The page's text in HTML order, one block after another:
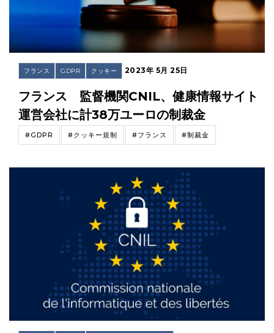
フランス GDPR クッキー 2023年 5月 25日
フランス 監督機関CNIL、健康情報サイト
運営会社に計38万ユーロの制裁金
#GDPR #クッキー規制 #フランス #制裁金